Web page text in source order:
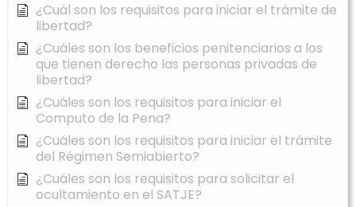
¿Cuál son los requisitos para iniciar el trámite de
libertad?
¿Cuáles son los beneficios penitenciarios a los
que tienen derecho las personas privadas de
libertad?
¿Cuáles son los requisitos para iniciar el
Computo de la Pena?
¿Cuáles son los requisitos para iniciar el trámite
del Régimen Semiabierto?
¿Cuáles son los requisitos para solicitar el
ocultamiento en el SATJE?